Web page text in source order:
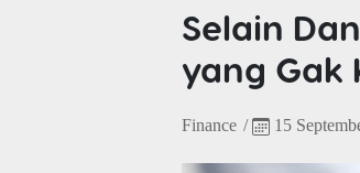
Selain
yang Gak
Finance / 15